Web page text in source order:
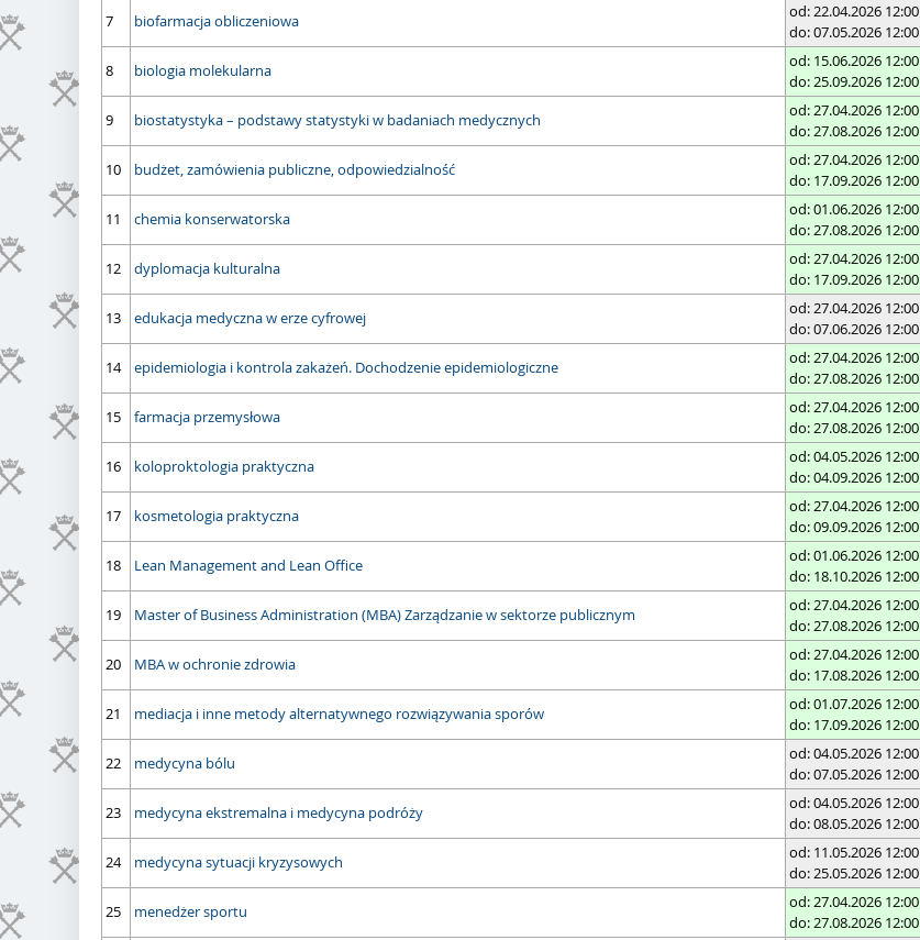
7
biofarmacja obliczeniowa
od: 22.04.2026 12:00
do: 07.05.2026 12:00
8
biologia molekularna
od: 15.06.2026 12:00
do: 25.09.2026 12:00
9
biostatystyka – podstawy statystyki w badaniach medycznych
od: 27.04.2026 12:00
do: 27.08.2026 12:00
10
budżet, zamówienia publiczne, odpowiedzialność
od: 27.04.2026 12:00
do: 17.09.2026 12:00
11
chemia konserwatorska
od: 01.06.2026 12:00
do: 27.08.2026 12:00
12
dyplomacja kulturalna
od: 27.04.2026 12:00
do: 17.09.2026 12:00
13
edukacja medyczna w erze cyfrowej
od: 27.04.2026 12:00
do: 07.06.2026 12:00
14
epidemiologia i kontrola zakażeń. Dochodzenie epidemiologiczne
od: 27.04.2026 12:00
do: 27.08.2026 12:00
15
farmacja przemysłowa
od: 27.04.2026 12:00
do: 27.08.2026 12:00
16
koloproktologia praktyczna
od: 04.05.2026 12:00
do: 04.09.2026 12:00
17
kosmetologia praktyczna
od: 27.04.2026 12:00
do: 09.09.2026 12:00
18
Lean Management and Lean Office
od: 01.06.2026 12:00
do: 18.10.2026 12:00
19
Master of Business Administration (MBA) Zarządzanie w sektorze publicznym
od: 27.04.2026 12:00
do: 27.08.2026 12:00
20
MBA w ochronie zdrowia
od: 27.04.2026 12:00
do: 17.08.2026 12:00
21
mediacja i inne metody alternatywnego rozwiązywania sporów
od: 01.07.2026 12:00
do: 17.09.2026 12:00
22
medycyna bólu
od: 04.05.2026 12:00
do: 07.05.2026 12:00
23
medycyna ekstremalna i medycyna podróży
od: 04.05.2026 12:00
do: 08.05.2026 12:00
24
medycyna sytuacji kryzysowych
od: 11.05.2026 12:00
do: 25.05.2026 12:00
25
menedżer sportu
od: 27.04.2026 12:00
do: 27.08.2026 12:00